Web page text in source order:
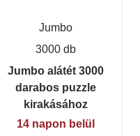
Jumbo
3000 db
Jumbo alátét 3000
darabos puzzle
kirakásához
14 napon belül